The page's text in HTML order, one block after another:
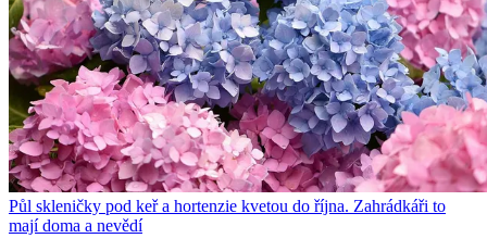
Půl skleničky pod keř a hortenzie kvetou do října. Zahrádkáři to
mají doma a nevědí